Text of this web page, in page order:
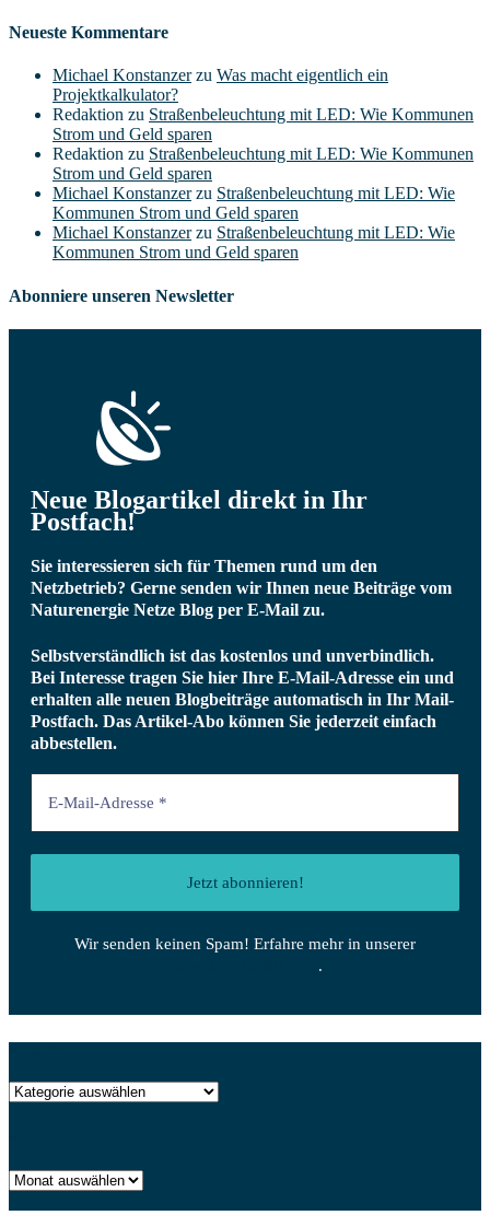
Neueste Kommentare
Michael Konstanzerzu Was macht eigentlich ein
Projektkalkulator?
Redaktion zu Straßenbeleuchtung mit LED: Wie Kommunen
Strom und Geld sparen
Redaktion zu Straßenbeleuchtung mit LED: Wie Kommunen
Strom und Geld sparen
Michael Konstanzerzu Straßenbeleuchtung mit LED: Wie
Kommunen Strom und Geld sparen
Michael Konstanzerzu Straßenbeleuchtung mit LED: Wie
Kommunen Strom und Geld sparen
Abonniere unseren Newsletter
Neue Blogartikel direkt in Ihr
Postfach!
Sie interessieren sich für Themen rund um den
Netzbetrieb? Gerne senden wir Ihnen neue Beiträge vom
Naturenergie Netze Blog per E-Mail zu.
Selbstverständlich ist das kostenlos und unverbindlich.
Bei Interesse tragen Sie hier Ihre E-Mail-Adresse ein und
erhalten alle neuen Blogbeiträge automatisch in Ihr Mail-
Postfach. Das Artikel-Abo können Sie jederzeit einfach
abbestellen.
Wir senden keinen Spam! Erfahre mehr in unserer
.
Kategorien
Archiv